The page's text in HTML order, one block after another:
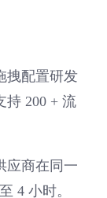
拽配置研发
持 200 + 流
应商在同一
4 小时。